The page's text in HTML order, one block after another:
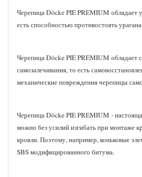
Черепица Döcke PIE PREMIUM обладает
есть способностью противостоять
Черепица Döcke PIE PREMIUM обладает
самозалечивания, то есть
механические повреждения черепицы
Черепица Döcke PIE PREMIUM -
можно без усилий изгибать при монтаже
кровли. Поэтому, например, коньковые
SBS модифицированного битума.